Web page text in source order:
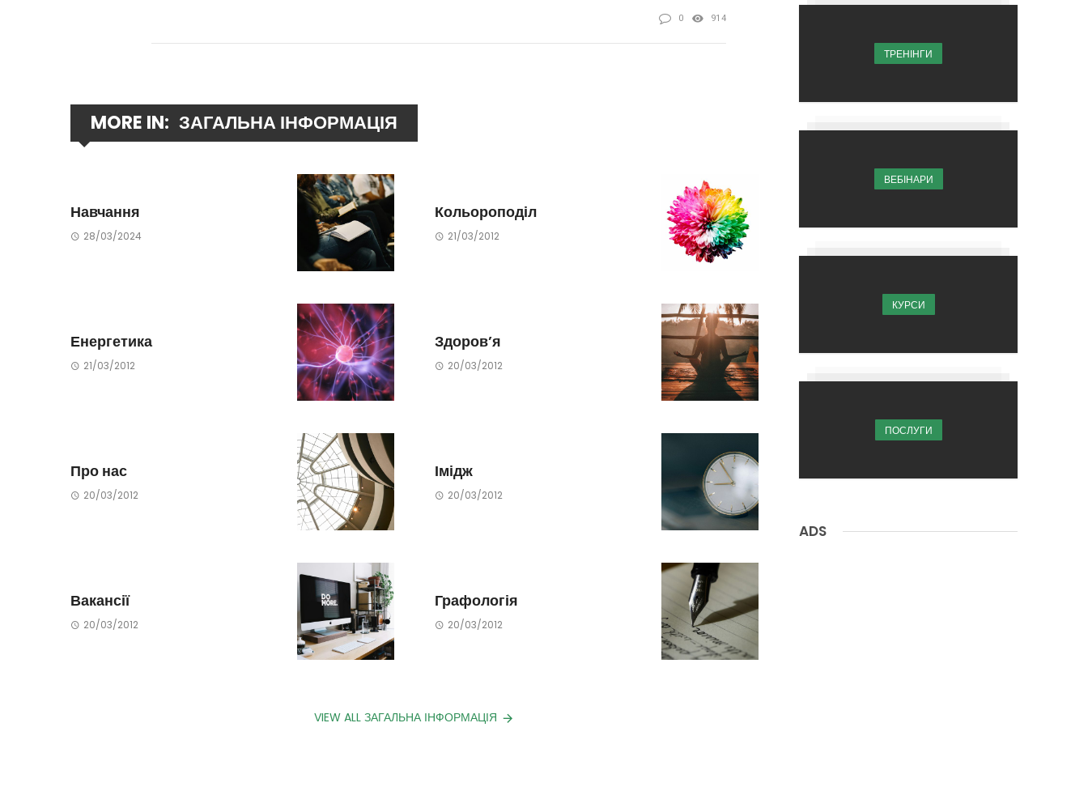
0 914
MORE IN: ЗАГАЛЬНА ІНФОРМАЦІЯ
Навчання
28/03/2024
Кольороподіл
21/03/2012
Енергетика
21/03/2012
Здоров’я
20/03/2012
Про нас
20/03/2012
Імідж
20/03/2012
Вакансії
20/03/2012
Графологія
20/03/2012
VIEW ALL ЗАГАЛЬНА ІНФОРМАЦІЯ
ТРЕНІНГИ
ВЕБІНАРИ
КУРСИ
ПОСЛУГИ
ADS